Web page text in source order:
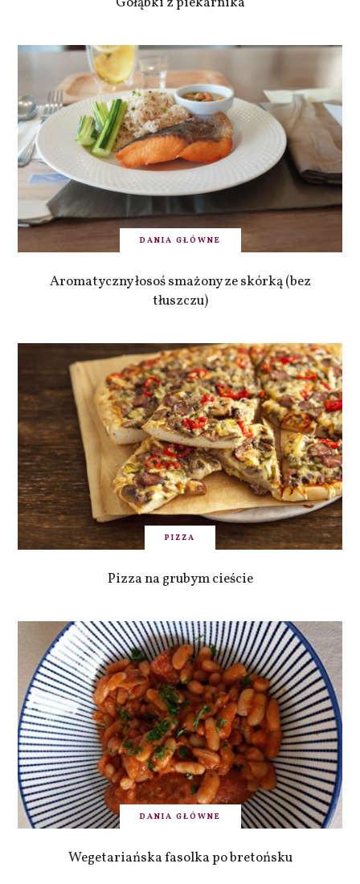
DANIA GŁÓWNE
Aromatyczny łosoś smażony ze skórką (bez
tłuszczu)
PIZZA
Pizza na grubym cieście
DANIA GŁÓWNE
Wegetariańska fasolka po bretońsku